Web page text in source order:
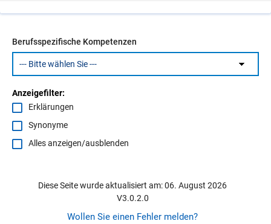
Berufsspezifische Kompetenzen
Anzeigefilter:
Erklärungen
Synonyme
Alles anzeigen/ausblenden
Diese Seite wurde aktualisiert am: 06. August 2026
V3.0.2.0
Wollen Sie einen Fehler melden?